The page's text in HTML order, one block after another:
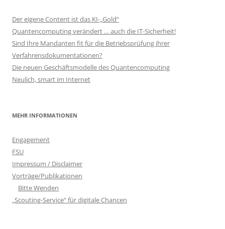
Der eigene Content ist das KI-„Gold“
Quantencomputing verändert … auch die IT-Sicherheit!
Sind Ihre Mandanten fit für die Betriebsprüfung ihrer
Verfahrensdokumentationen?
Die neuen Geschäftsmodelle des Quantencomputing
Neulich, smart im Internet
MEHR INFORMATIONEN
Engagement
FSU
Impressum / Disclaimer
Vorträge/Publikationen
Bitte Wenden
„Scouting-Service“ für digitale Chancen